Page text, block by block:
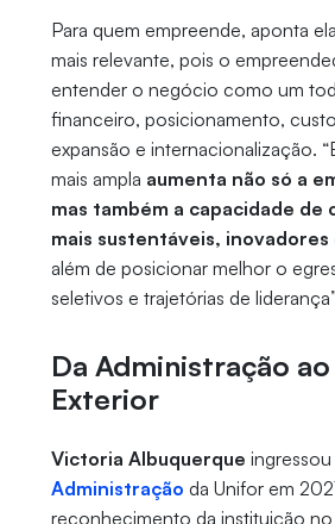
Para quem empreende, aponta
mais relevante, pois o
entender o negócio como um
financeiro, posicionamento,
expansão e internacionalização.
mais ampla aumenta não só a
mas também a capacidade de
mais sustentáveis,
além de posicionar melhor o
seletivos e trajetórias de
Da Administração
Exterior
Victoria Albuquerque
Administração da Unifor em
reconhecimento da instituição no